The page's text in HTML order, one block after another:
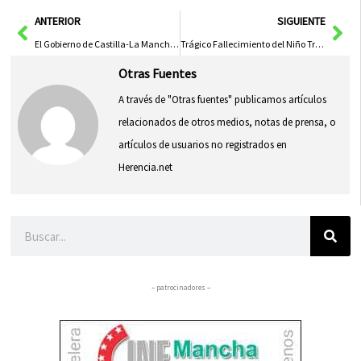
AntANTERIOR
El Gobierno de Castilla-La Mancha Entrega 44 Millones en Ayudas Agroambientales a 8.400 Agricultores
SIGUIENTE
Trágico Fallecimiento del Niño Tras Rescate en Piscina de Azuqueca
Otras Fuentes
A través de "Otras fuentes" publicamos artículos
relacionados de otros medios, notas de prensa, o
artículos de usuarios no registrados en
Herencia.net
– patrocinadores –